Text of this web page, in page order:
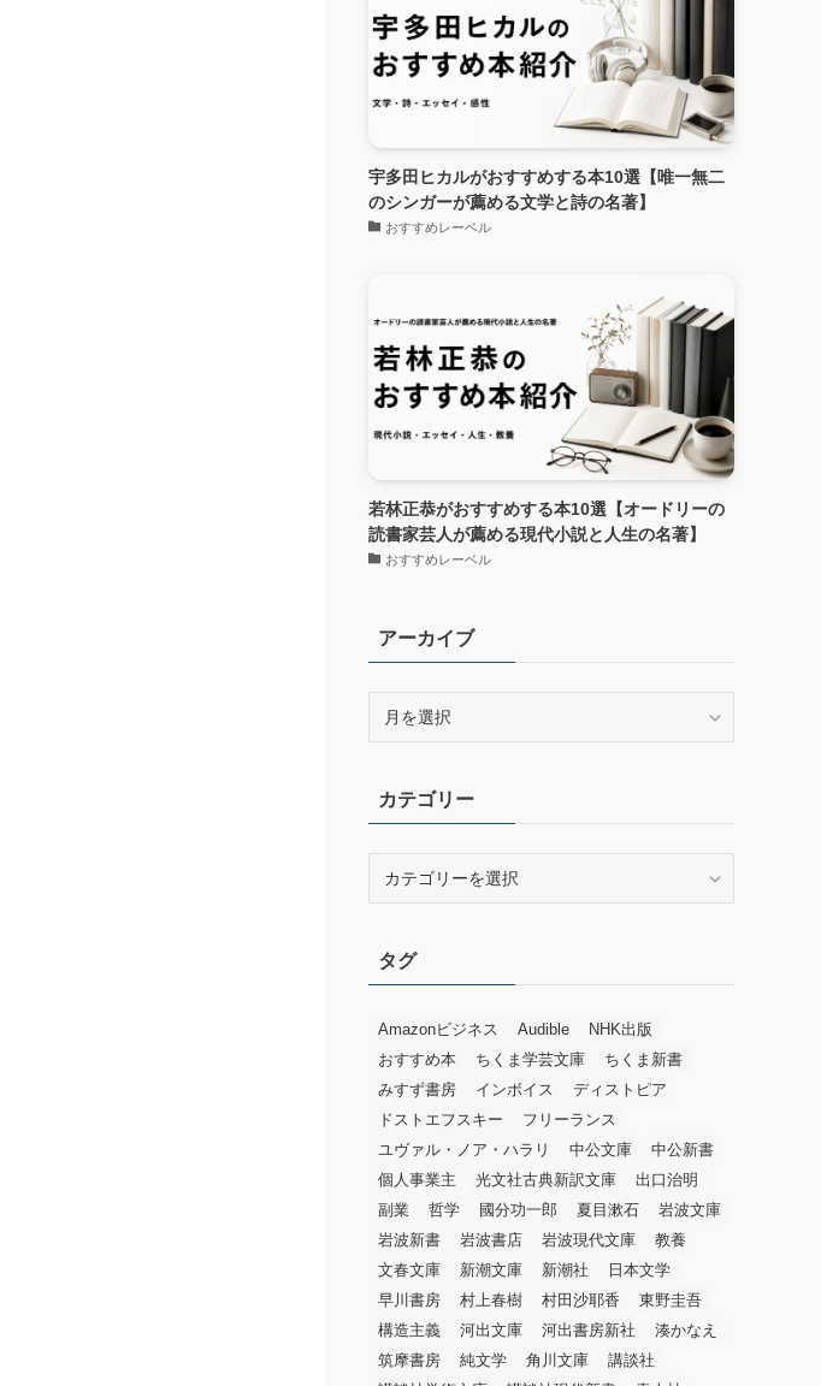
宇多田ヒカルがおすすめする本10選【唯一無二
のシンガーが薦める文学と詩の名著】
おすすめレーベル
若林正恭がおすすめする本10選【オードリーの
読書家芸人が薦める現代小説と人生の名著】
おすすめレーベル
アーカイブ
ブカテゴリー
ータグ
Amazonビジネス Audible
NHK出版
おすすめ本
ちくま学芸文庫
ちくま新書
みすず書房
インボイス
ディストピア
ドストエフスキー
フリーランス
ユヴァル・ノア・ハラリ
中公文庫
中公新書
個人事業主
光文社古典新訳文庫
出口治明
副業
哲学 國分功一郎 夏目漱石
岩波文庫
岩波新書
岩波書店 岩波現代文庫
教養
文春文庫
新潮文庫 新潮社
日本文学
早川書房
村上春樹 村田沙耶香
東野圭吾
構造主義
河出文庫 河出書房新社
湊かなえ
筑摩書房
純文学 角川文庫
講談社